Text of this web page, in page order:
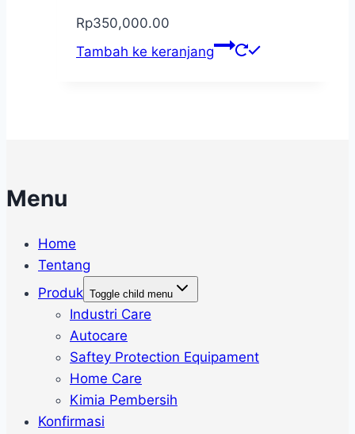
Rp350,000.00
Tambah ke keranjang
Menu
Home
Tentang
Produk Toggle child menu
Industri Care
Autocare
Saftey Protection Equipament
Home Care
Kimia Pembersih
Konfirmasi